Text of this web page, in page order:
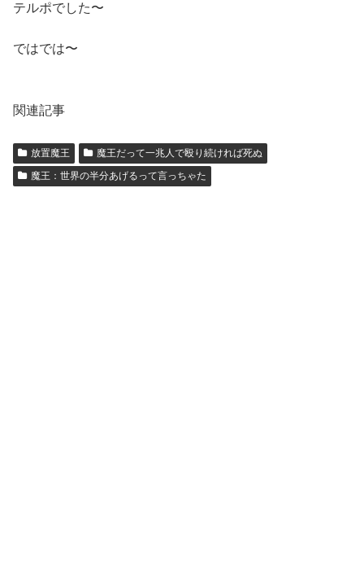
テルポでした〜
ではでは〜
関連記事
放置魔王
魔王だって一兆人で殴り続ければ死ぬ
魔王：世界の半分あげるって言っちゃた